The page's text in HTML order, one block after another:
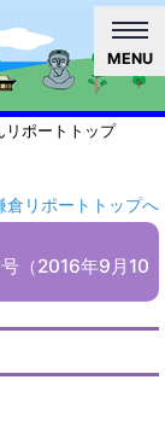
MENU
リポートトップ
リポートトップへ
（2016年9月10